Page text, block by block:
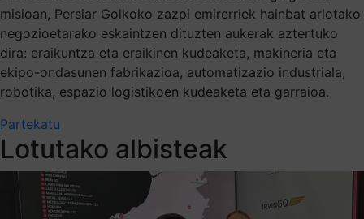
misioan, Persiar Golkoko zazpi emirerriek hainbat arlotako
negozioetarako eskaintzen dituzten aukerak aztertuko
dira: eraikuntza eta eraikinen kudeaketa, makineria eta
ekipo-ondasunen fabrikazioa, automatizazio industriala,
robotika, espazio logistikoen kudeaketa eta garraioa.
Partekatu
Lotutako albisteak